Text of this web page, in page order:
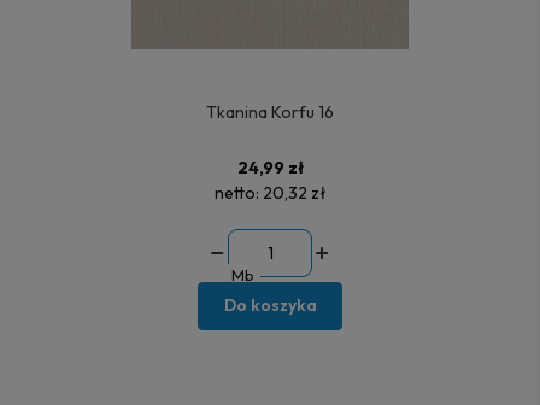
Tkanina Korfu 16
24,99 zł
netto: 20,32 zł
Mb
Do koszyka